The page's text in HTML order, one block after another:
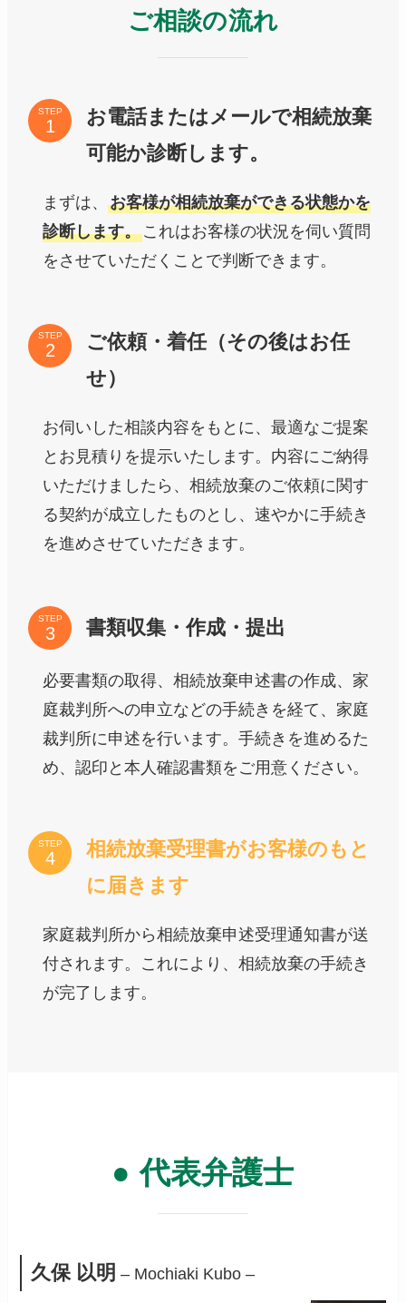
ご相談の流れ
STEP
お電話またはメールで相続放棄
可能か診断します。
まずは、お客様が相続放棄ができる状態かを
診断します。これはお客様の状況を伺い質問
をさせていただくことで判断できます。
STEP
ご依頼・着任（その後はお任
せ）
お伺いした相談内容をもとに、最適なご提案
とお見積りを提示いたします。内容にご納得
いただけましたら、相続放棄のご依頼に関す
る契約が成立したものとし、速やかに手続き
を進めさせていただきます。
STEP 書類収集・作成・提出
必要書類の取得、相続放棄申述書の作成、家
庭裁判所への申立などの手続きを経て、家庭
裁判所に申述を行います。手続きを進めるた
め、認印と本人確認書類をご用意ください。
STEP
相続放棄受理書がお客様のもと
に届きます
家庭裁判所から相続放棄申述受理通知書が送
付されます。これにより、相続放棄の手続き
が完了します。
● 代表弁護士
久保 以明 – Mochiaki Kubo –